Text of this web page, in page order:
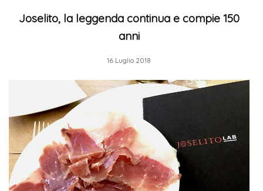
Joselito, la leggenda continua e compie 150
anni
16 Luglio 2018